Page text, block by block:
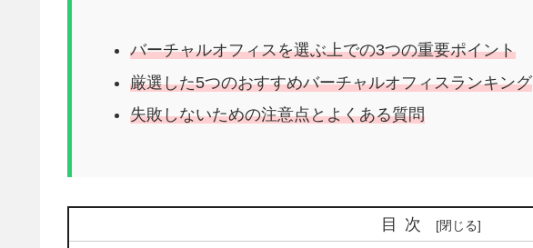
バーチャルオフィスを選ぶ上での3つの重要ポイント
厳選した5つのおすすめバーチャルオフィスランキング
失敗しないための注意点とよくある質問
目次